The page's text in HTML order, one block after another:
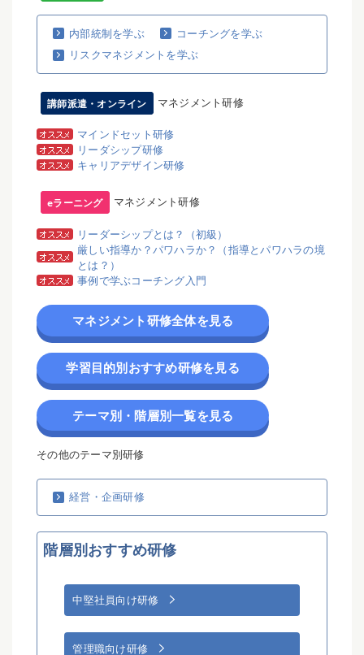
内部統制を学ぶ
コーチングを学ぶ
リスクマネジメントを学ぶ
講師派遣・オンライン マネジメント研修
マインドセット研修
リーダシップ研修
キャリアデザイン研修
eラーニング マネジメント研修
リーダーシップとは？（初級）
厳しい指導か？パワハラか？（指導とパワハラの境
とは？）
事例で学ぶコーチング入門
マネジメント研修全体を見る
学習目的別おすすめ研修を見る
テーマ別・階層別一覧を見る
その他のテーマ別研修
経営・企画研修
階層別おすすめ研修
中堅社員向け研修
管理職向け研修